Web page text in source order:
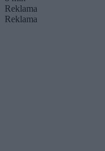
Reklama
Reklama